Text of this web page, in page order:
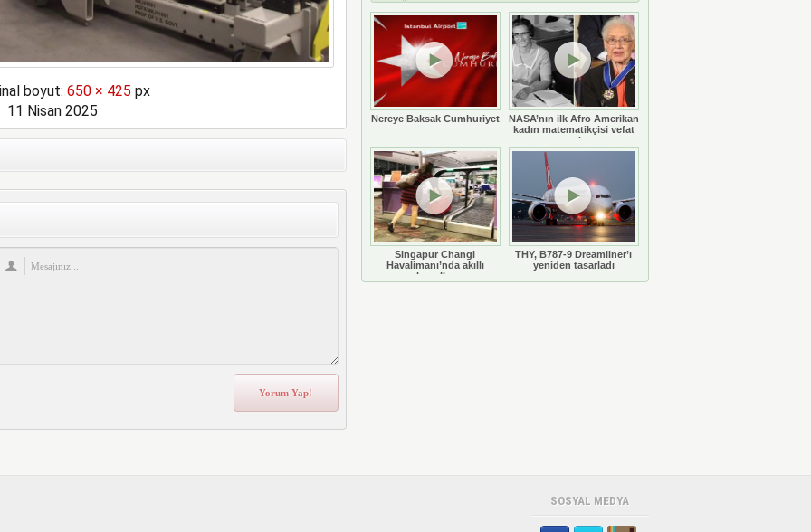
boyut: 650 × 425 px
11 Nisan 2025
Nereye Baksak Cumhuriyet
NASA’nın ilk Afro Amerikan
kadın matematikçisi vefat
etti
Singapur Changi
Havalimanı’nda akıllı
bavullar
THY, B787-9 Dreamliner’ı
yeniden tasarladı
SOSYAL MEDYA